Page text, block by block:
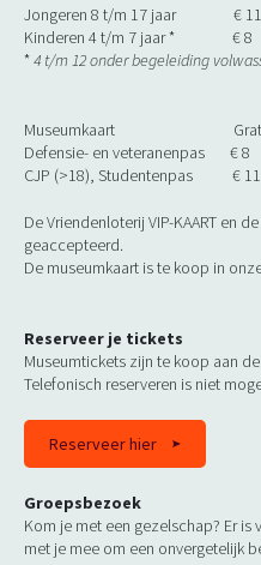
Jongeren 8 t/m 17 jaar € 11
Kinderen 4 t/m 7 jaar * € 8
*4 t/m 12 onder begeleiding
Museumkaart
Defensie- en veteranenpas € 8
CJP (>18), Studentenpas € 11
De Vriendenloterij VIP-KAART en
geaccepteerd.
De museumkaart is te koop in
Reserveer je tickets
Museumtickets zijn te koop aan
Telefonisch reserveren is niet
Reserveer hier
Groepsbezoek
Kom je met een gezelschap? Er is
met je mee om een onvergetelijk